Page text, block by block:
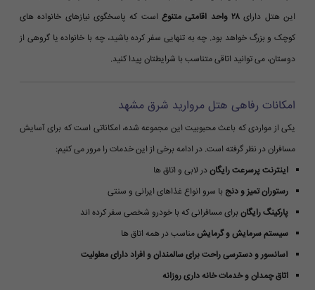
این هتل دارای ۲۸ واحد اقامتی متنوع
است که پاسخگوی نیازهای خانواده های
کوچک و بزرگ خواهد بود. چه به تنهایی سفر کرده باشید، چه با خانواده یا گروهی از
دوستان، می توانید اتاقی متناسب با شرایطتان پیدا کنید.
امکانات رفاهی هتل مروارید شرق مشهد
یکی از مواردی که باعث محبوبیت این مجموعه شده، امکاناتی است که برای آسایش
مسافران در نظر گرفته است. در ادامه برخی از این خدمات را مرور می کنیم:
اینترنت پرسرعت رایگاندر لابی و اتاق ها
رستوران تمیز و دنج با سرو انواع غذاهای ایرانی و سنتی
پارکینگ رایگان برای مسافرانی که با خودرو شخصی سفر کرده اند
سیستم سرمایش و گرمایشمناسب در همه اتاق ها
آسانسور و دسترسی راحت برای سالمندان و افراد دارای معلولیت
اتاق چمدان و خدمات خانه داری روزانه